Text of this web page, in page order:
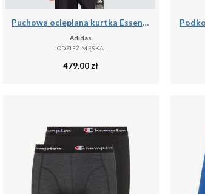
Puchowa ocieplana kurtka Essentials Highloft
Adidas
ODZIEŻ MĘSKA
479.00 zł